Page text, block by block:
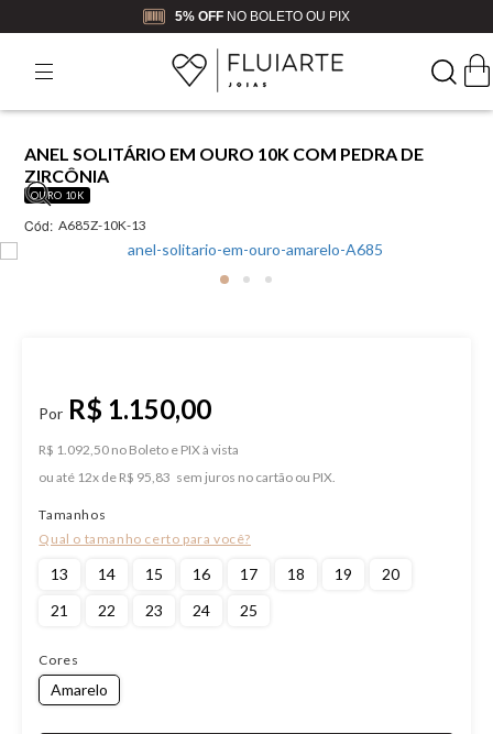
5% OFF NO BOLETO OU PIX
ANEL SOLITÁRIO EM OURO 10K COM PEDRA DE
ZIRCÔNIA
OURO 10K
Cód: A685Z-10K-13
R$ 1.150,00
R$ 1.092,50 no Boleto e PIX
ou
12x de R$ 95,83
Tamanhos
13 14 15 16 17 18 19
20
21
22 23 24 25
Cores
Amarelo